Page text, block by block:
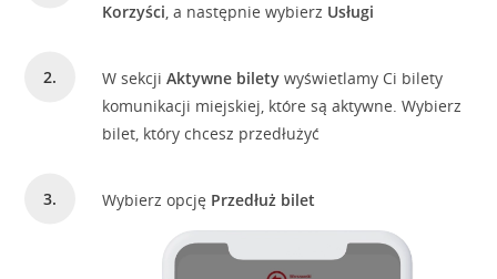
Korzyści, a następnie wybierz Usługi
W sekcjiAktywne bilety wyświetlamy Ci bilety
komunikacji miejskiej, które są aktywne. Wybierz
bilet, który chcesz przedłużyć
Wybierz opcję Przedłuż bilet